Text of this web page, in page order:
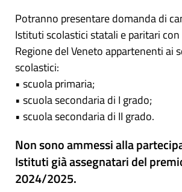
Potranno presentare domanda di
Istituti scolastici statali e paritari
Regione del Veneto appartenenti ai
scolastici:
• scuola primaria;
• scuola secondaria di I grado;
• scuola secondaria di II grado.
Non sono ammessi alla
Istituti già assegnatari del
2024/2025.